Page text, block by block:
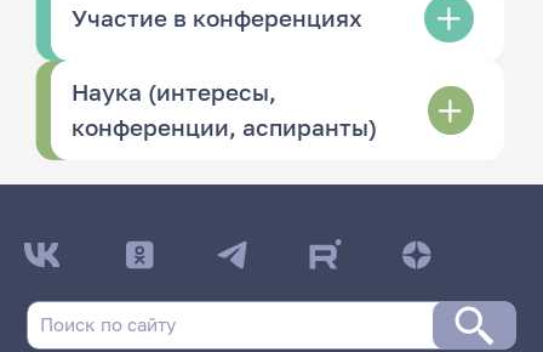
Участие в конференциях
Наука (интересы,
конференции, аспиранты)